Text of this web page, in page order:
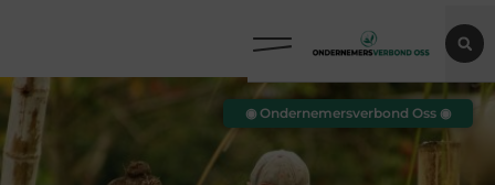
◉ Ondernemersverbond Oss ◉